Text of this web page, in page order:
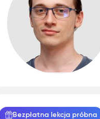
Bezpłatna lekcja próbna